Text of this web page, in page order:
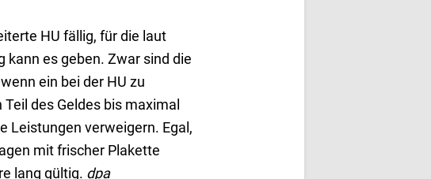
HU fällig, für die laut
kann es geben. Zwar sind die
ein bei der HU zu
des Geldes bis maximal
Leistungen verweigern. Egal,
mit frischer Plakette
lang gültig. dpa